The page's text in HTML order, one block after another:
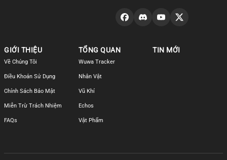
GIỚI THIỆU
Về Chúng Tôi
Điều Khoản Sử Dụng
Chính Sách Bảo Mật
Miễn Trừ Trách Nhiệm
FAQs
TỔNG QUAN
Wuwa Tracker
Nhân Vật
Vũ Khí
Echos
Vật Phẩm
TIN MỚI